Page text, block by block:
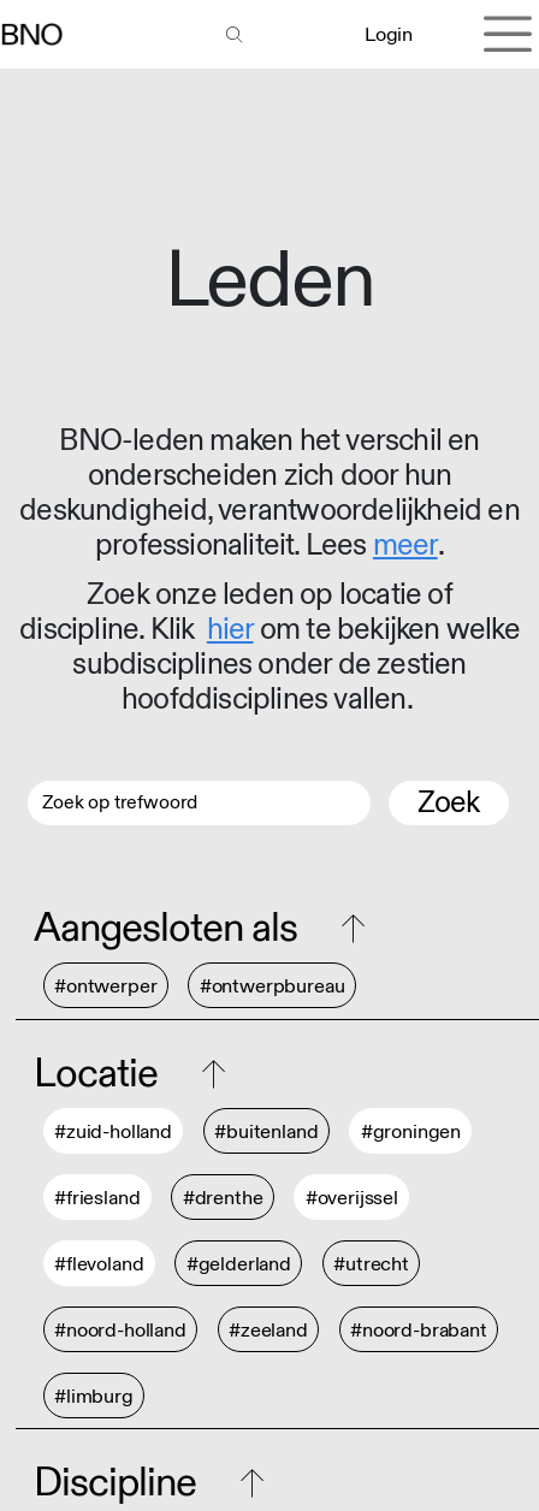
Login
Leden
BNO-leden maken het verschil en
onderscheiden zich door hun
deskundigheid, verantwoordelijkheid en
professionaliteit. Lees meer.
Zoek onze leden op locatie of
discipline. Klik hierom te bekijken welke
subdisciplines onder de zestien
hoofddisciplines vallen.
Zoek
Aangesloten als
#ontwerper #ontwerpbureau
Locatie
#zuid-holland #buitenland #groningen
#friesland #drenthe #overijssel
#flevoland #gelderland #utrecht
#noord-holland #zeeland #noord-brabant
#limburg
Discipline